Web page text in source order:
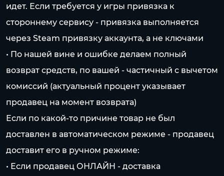
идет. Если требуется у игры привязка к
стороннему сервису - привязка выполняется
через Steam привязку аккаунта, а не ключами
• По нашей вине и ошибке делаем полный
возврат средств, по вашей - частичный с вычетом
комиссий (актуальный процент указывает
продавец на момент возврата)
Если по какой-то причине товар не был
доставлен в автоматическом режиме - продавец
доставит его в ручном режиме:
• Если продавец ОНЛАЙН - доставка